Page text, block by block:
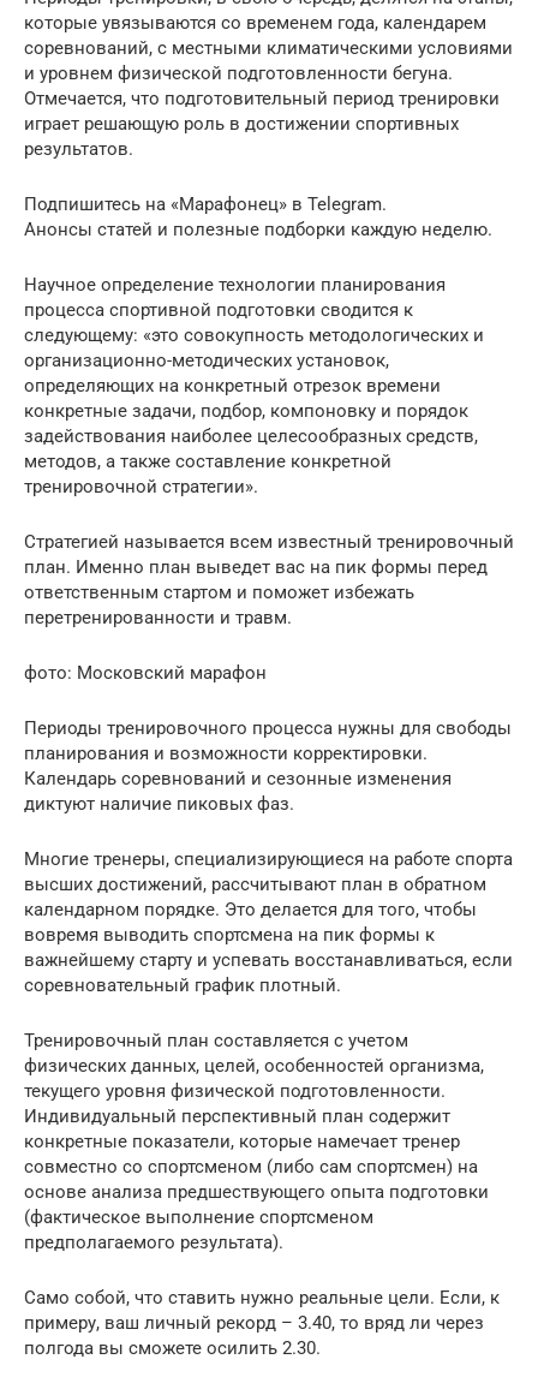
которые увязываются со временем года, календарем
соревнований, с местными климатическими условиями
и уровнем физической подготовленности бегуна.
Отмечается, что подготовительный период тренировки
играет решающую роль в достижении спортивных
результатов.
Подпишитесь на «Марафонец» в Telegram.
Анонсы статей и полезные подборки каждую неделю.
Научное определение технологии планирования
процесса спортивной подготовки сводится к
следующему: «это совокупность методологических и
организационно-методичес­ких установок,
определяющих на конкретный отрезок времени
конкретные задачи, подбор, компоновку и порядок
задействова­ния наиболее целесообразных средств,
методов, а так­же составление конкретной
тренировочной стратегии».
Стратегией называется всем известный тренировочный
план. Именно план выведет вас на пик формы перед
ответственным стартом и поможет избежать
перетренированности и травм.
фото: Московский марафон
Периоды тренировочного процесса нужны для свободы
планирования и возможности корректировки.
Календарь соревнований и сезонные изменения
диктуют наличие пиковых фаз.
Многие тренеры, специализирующиеся на работе спорта
высших достижений, рассчитывают план в обратном
календарном порядке. Это делается для того, чтобы
вовремя выводить спортсмена на пик формы к
важнейшему старту и успевать восстанавливаться, если
соревновательный график плотный.
Тренировочный план составляется с учетом
физических данных, целей, особенностей организма,
текущего уровня физической подготовленности.
Индивидуальный перспективный план содержит
конкретные показатели, которые намечает тренер
совместно со спортсменом (либо сам спортсмен) на
основе анализа предшествующего опыта подготовки
(факти­ческое выполнение спортсменом
предполагаемого результата).
Само собой, что ставить нужно реальные цели. Если, к
примеру, ваш личный рекорд – 3.40, то вряд ли через
полгода вы сможете осилить 2.30.